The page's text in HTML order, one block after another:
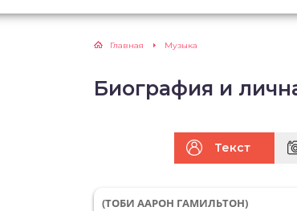
Главная Музыка
Биография и
Текст
(ТОБИ ААРОН ГАМИЛЬТОН)